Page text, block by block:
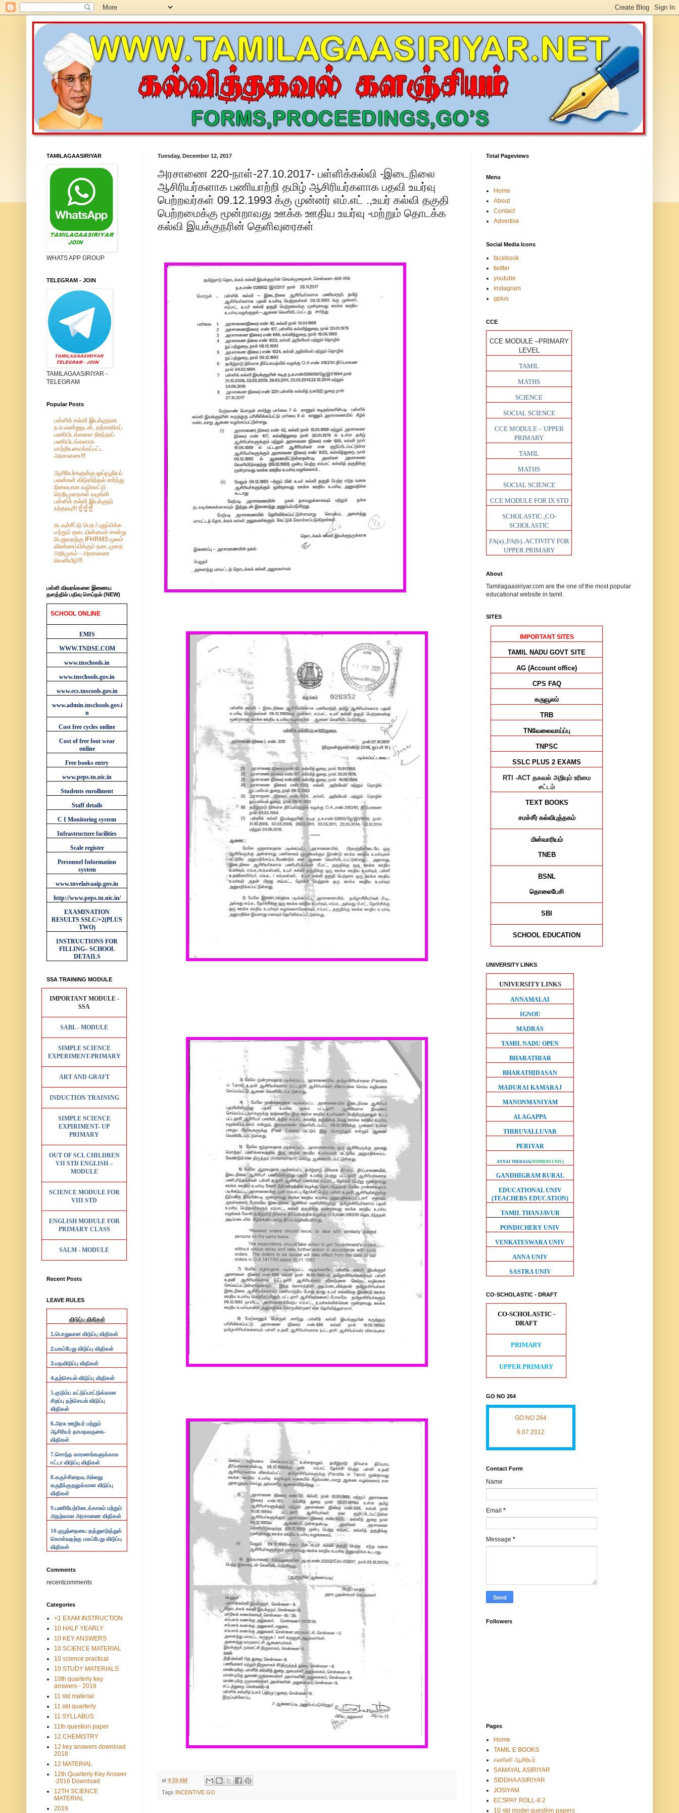
Tuesday, December 12, 2017
அரசாணை 220-நாள்-27.10.2017- பள்ளிக்கல்வி -இடைநிலை
ஆசிரியர்களாக பணியாற்றி தமிழ் ஆசிரியர்களாக பதவி உயர்வு
பெற்றவர்கள் 09.12.1993 க்கு முன்னர் எம்.எட் .,உயர் கல்வி தகுதி
பெற்றமைக்கு மூன்றாவது ஊக்க ஊதிய உயர்வு -மற்றும் தொடக்க
கல்வி இயக்குநரின் தெளிவுரைகள்
at 4:59 AM
Tags INCENTIVE GO
TAMILAGAASIRIYAR
WHATS APP GROUP
TELEGRAM - JOIN
TAMILAGAASIRIYAR -
TELEGRAM
Popular Posts
பள்ளிக் கல்வி இயக்குநரக
ந.க.எண்ணுடன், தற்காலிகப்
பணியிடங்களை நிரந்தரப்
பணியிடங்களாக
மாற்றியமைக்கப்பட்ட
அரசாணை!!!
ஆசிரியர்களுக்கு ஓய்வூதியப்
பலன்கள் விடுவித்தல் சார்ந்து
நிலையான வழிகாட்டு
நெறிமுறைகள் வழங்கி
பள்ளிக் கல்வி இயக்குநர்
உத்தரவு!!! ☝️☝️☝️
கடவுச்சீட்டு பெற / புதுப்பிக்க
மற்றும் தடையின்மைச் சான்று
பெறுவதற்கு IFHRMS மூலம்
விண்ணப்பிக்கும் நடைமுறை
அறிமுகம் - அரசாணை
வெளியீடு!!!
பள்ளி விவரங்களை இணைய
தளத்தில் பதிவு செய்தல் (NEW)
SCHOOL ONLINE
EMIS
WWW.TNDSE.COM
www.tnschools.in
www.tnschools.gov.in
www.ecs.tnscools.gov.in
www.admin.tnschools.gov.i
n
Cost free cycles online
Cost of free foot wear
online
Free books entry
www.peps.tn.nic.in
Students enrollment
Staff details
C I Monitoring system
Infrastructure facilities
Scale register
Personnel Information
system
www.tnvelaivaaip.gov.in
http://www.peps.tn.nic.in/
EXAMINATION
RESULTS SSLC/+2(PLUS
TWO)
INSTRUCTIONS FOR
FILLING– SCHOOL
DETAILS
SSA TRAINING MODULE
IMPORTANT MODULE -
SSA
SABL - MODULE
SIMPLE SCIENCE
EXPERIMENT-PRIMARY
ART AND GRAFT
INDUCTION TRAINING
SIMPLE SCIENCE
EXPIRIMENT- UP
PRIMARY
OUT OF SCL CHILDREN
VII STD ENGLISH –
MODULE
SCIENCE MODULE FOR
VIII STD
ENGLISH MODULE FOR
PRIMARY CLASS
SALM - MODULE
Recent Posts
LEAVE RULES
விடுப்பு விதிகள்
1.பொதுவான விடுப்பு விதிகள்
2.மகப்பேறு விடுப்பு விதிகள்
3.மதவிடுப்பு விதிகள்
4.தற்செயல் விடுப்பு விதிகள்
5.குடும்ப கட்டுப்பாட்டுக்கான
சிறப்பு தற்செயல் விடுப்பு
விதிகள்
6.அரசு ஊழியர் மற்றும்
ஆசிரியர் தாமதவருகை-
விதிகள்
7.சொந்த காரணங்களுக்காக
ஈட்டா விடுப்பு விதிகள்
8.கருச்சிதைவு அல்லது
கருநீக்குதலுக்கான விடுப்பு
விதிகள்
9.பணியேற்பிடைக்காலம் மற்றும்
அதற்கான அரசாணை விதிகள்
10.குழந்தையை தத்துஎடுத்துக்
கொள்வதற்கு மகப்பேறு விடுப்பு
விதிகள்
Comments
recentcomments
Categories
+1 EXAM INSTRUCTION
10 HALF YEARLY
10 KEY ANSWERS
10 SCIENCE MATERIAL
10 science practical
10 STUDY MATERIALS
10th quarterly key
answers - 2016
11 std material
11 std quarterly
11 SYLLABUS
11th question paper
12 CHEMISTRY
12 key answers download
2018
12 MATERIAL
12th Quarterly Key Answer
-2016 Download
12TH SCIENCE
MATERIAL
2019
Total Pageviews
Menu
Home
About
Contact
Advertise
Social Media Icons
facebook
twitter
youtube
instagram
gplus
CCE
CCE MODULE –PRIMARY
LEVEL
TAMIL
MATHS
SCIENCE
SOCIAL SCIENCE
CCE MODULE – UPPER
PRIMARY
TAMIL
MATHS
SOCIAL SCIENCE
CCE MODULE FOR IX STD
SCHOLASTIC.,CO-
SCHOLASTIC
FA(a).,FA(b)..ACTIVITY FOR
UPPER PRIMARY
About
Tamilagaasiriyar.com are the one of the most popular
educational website in tamil.
SITES
IMPORTANT SITES
TAMIL NADU GOVT SITE
AG (Account office)
CPS FAQ
கருவூலம்
TRB
TNவேலைவாய்ப்பு
TNPSC
SSLC PLUS 2 EXAMS
RTI -ACT தகவல் அறியும் உரிமை
சட்டம்
TEXT BOOKS
சமச்சீர் கல்விபுத்தகம்
மின்வாரியம்
TNEB
BSNL
தொலைபேசி
SBI
SCHOOL EDUCATION
UNIVERSITY LINKS
UNIVERSITY LINKS
ANNAMALAI
IGNOU
MADRAS
TAMIL NADU OPEN
BHARATHIAR
BHARATHIDASAN
MADURAI KAMARAJ
MANONMANIYAM
ALAGAPPA
THIRUVALLUVAR
PERIYAR
ANNAI THERASA(WOMENS UNIV)
GANDHIGRAM RURAL
EDUCATIONAL UNIV
(TEACHERS EDUCATION)
TAMIL THANJAVUR
PONDICHERY UNIV
VENKATESWARA UNIV
ANNA UNIV
SASTRA UNIV
CO-SCHOLASTIC - DRAFT
CO-SCHOLASTIC -
DRAFT
PRIMARY
UPPER PRIMARY
GO NO 264
GO NO 264
6.07.2012
Contact Form
Name
Email *
Message *
Followers
Pages
Home
TAMIL E BOOKS
கணினி ஆசிரியர்
SAMAYAL ASIRIYAR
SIDDHA ASIRIYAR
JOSIYAM
ECSPAY ROLL-8.2
10 std model question papers